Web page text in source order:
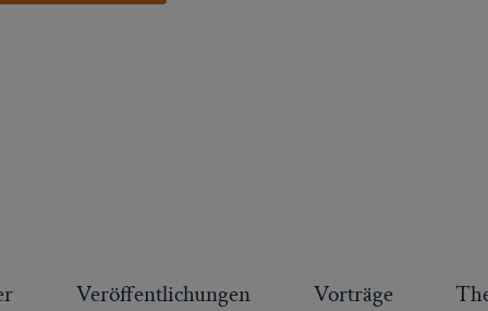
Veröffentlichungen Vorträge